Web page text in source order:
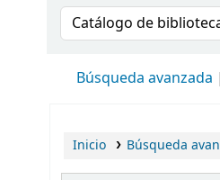
Buscar en el
Búsqueda avanzada
Inicio Búsqueda